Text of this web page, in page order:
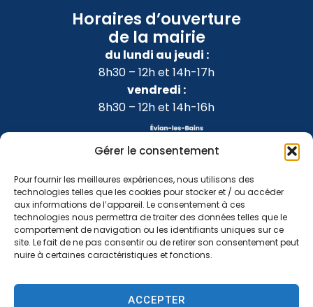
Gérer le consentement
Pour fournir les meilleures expériences, nous utilisons des
technologies telles que les cookies pour stocker et / ou accéder
aux informations de l’appareil. Le consentement à ces
technologies nous permettra de traiter des données telles que le
comportement de navigation ou les identifiants uniques sur ce
site. Le fait de ne pas consentir ou de retirer son consentement peut
nuire à certaines caractéristiques et fonctions.
ACCEPTER
Horaires d’ouverture
de la mairie
du lundi au jeudi :
8h30 – 12h et 14h-17h
vendredi :
8h30 – 12h et 14h-16h
Confidentialité